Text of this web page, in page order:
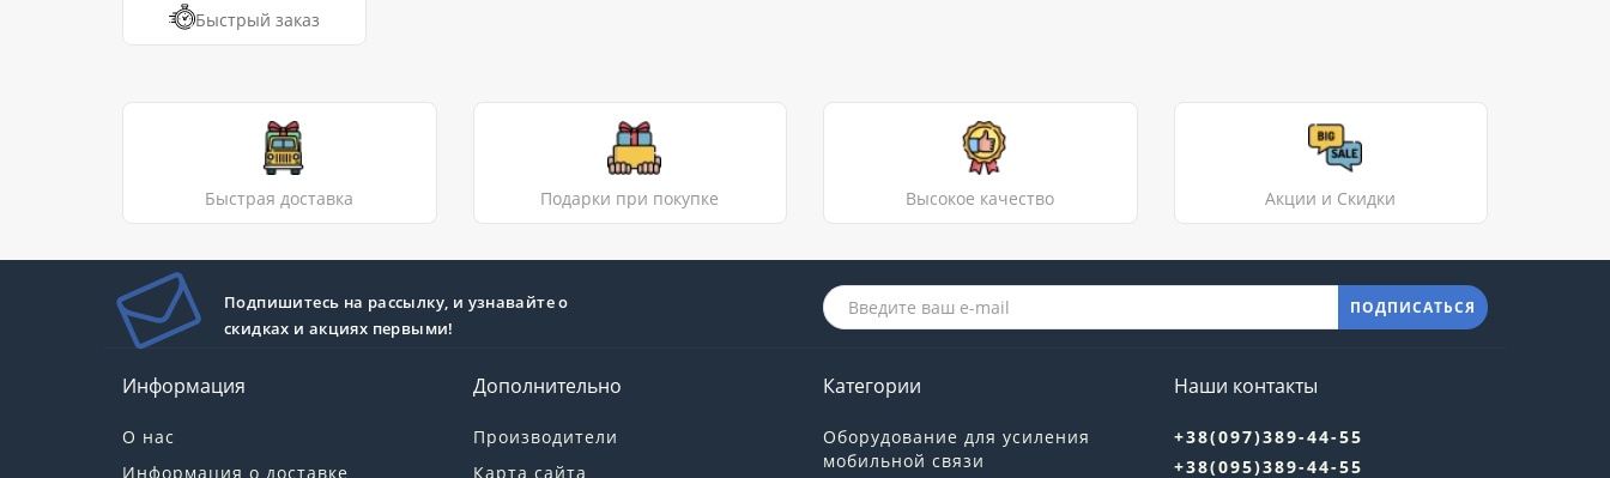
Быстрый заказ
Быстрая доставка Подарки при покупке Высокое качество Акции и Скидки
Подпишитесь на рассылку, и узнавайте о
скидках и акциях первыми!
ПОДПИСАТЬСЯ
Информация
О нас
Информация о доставке
Дополнительно
Производители
Карта сайта
Категории
Оборудование для усиления
мобильной связи
Наши контакты
+38(097)389-44-55
+38(095)389-44-55